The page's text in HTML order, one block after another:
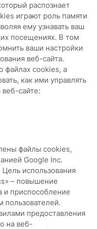
распознает
играют роль памяти
ему узнавать ваш
посещениях. В том
ваши настройки
веб-сайта.
файлах cookies, а
как ими управлять
сайте:
файлы cookies,
Google Inc.
использования
– повышение
и приспособление
пользователей.
предоставления
на веб-